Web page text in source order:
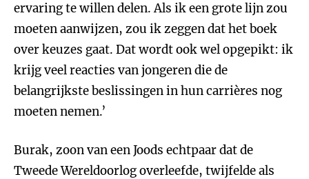
ervaring te willen delen. Als ik een grote lijn zou
moeten aanwijzen, zou ik zeggen dat het boek
over keuzes gaat. Dat wordt ook wel opgepikt: ik
krijg veel reacties van jongeren die de
belangrijkste beslissingen in hun carrières nog
moeten nemen.’
Burak, zoon van een Joods echtpaar dat de
Tweede Wereldoorlog overleefde, twijfelde als